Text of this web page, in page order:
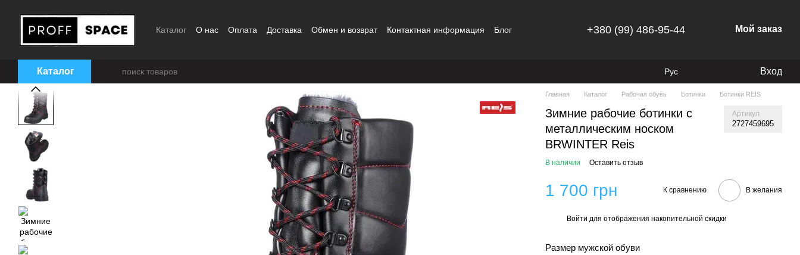
Каталог О нас Оплата Доставка Обмен и возврат Контактная информация
Блог
+380 (99) 486-95-44 Мой заказ
Каталог Рус Вход
Главная Каталог Рабочая обувь Ботинки Ботинки REIS
Зимние рабочие ботинки с
металлическим носком
BRWINTER Reis
Артикул
2727459695
В наличии Оставить отзыв
1 700 грн К сравнению В желания
Войти для отображения накопительной скидки
Размер мужской обуви